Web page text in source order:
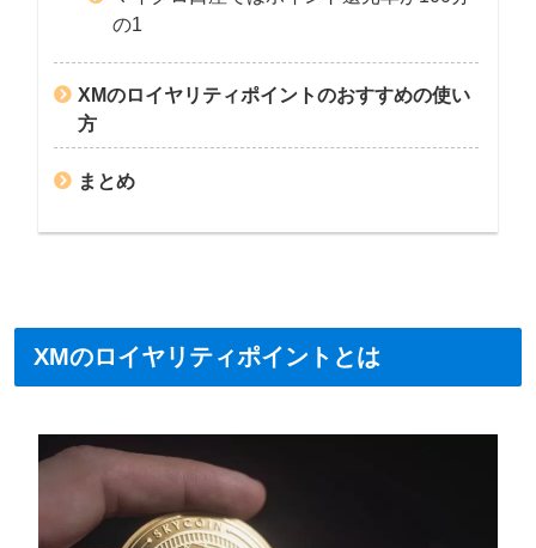
の1
XMのロイヤリティポイントのおすすめの使い
方
まとめ
XMのロイヤリティポイントとは